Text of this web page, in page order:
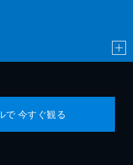
で 今すぐ観る